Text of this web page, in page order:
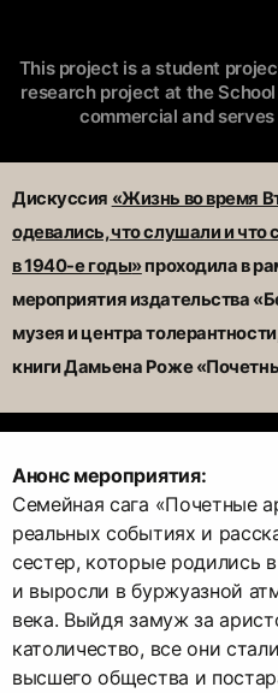
This project is a student
research project at the
commercial and
Дискуссия «Жизнь во время
одевались, что слушали и
в 1940-е годы»проходила в
мероприятия издательства
музея и центра
книги Дамьена Роже
Анонс мероприятия:
Семейная сага «Почетные
реальных событиях и
сестер, которые родились
и выросли в буржуазной
века. Выйдя замуж за
католичество, все они
высшего общества и